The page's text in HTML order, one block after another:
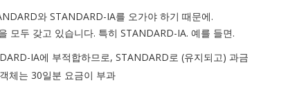
와 STANDARD-IA를 오가야 하기 때문에.
모두 갖고 있습니다. 특히 STANDARD-IA. 예를 들면.
IA에 부적합하므로, STANDARD로 (유지되고) 과금
체는 30일분 요금이 부과